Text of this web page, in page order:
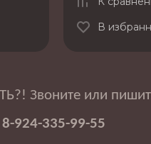
В
Звоните или
924-335-99-55